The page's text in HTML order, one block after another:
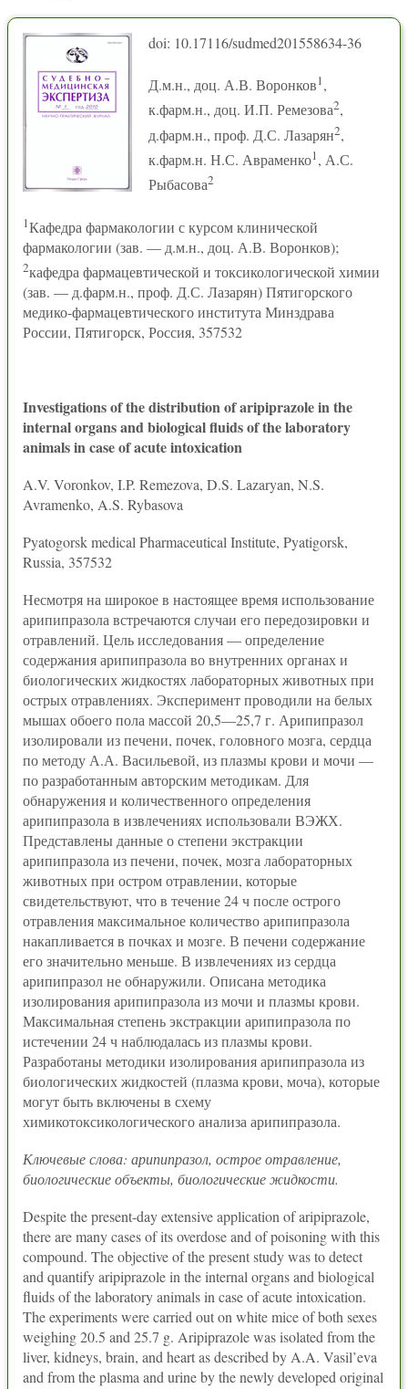
doi: 10.17116/sudmed201558634-36
Д.м.н., доц. А.В. Воронков1,
к.фарм.н., доц. И.П. Ремезова2,
д.фарм.н., проф. Д.С. Лазарян2,
к.фарм.н. Н.С. Авраменко1, А.С.
Рыбасова2
1Кафедра фармакологии с курсом клинической
фармакологии (зав. — д.м.н., доц. А.В. Воронков);
2кафедра фармацевтической и токсикологической химии
(зав. — д.фарм.н., проф. Д.С. Лазарян) Пятигорского
медико-фармацевтического института Минздрава
России, Пятигорск, Россия, 357532
Investigations of the distribution of aripiprazole in the
internal organs and biological fluids of the laboratory
animals in case of acute intoxication
A.V. Voronkov, I.P. Remezova, D.S. Lazaryan, N.S.
Avramenko, A.S. Rybasova
Pyatogorsk medical Pharmaceutical Institute, Pyatigorsk,
Russia, 357532
Несмотря на широкое в настоящее время использование
арипипразола встречаются случаи его передозировки и
отравлений. Цель исследования — определение
содержания арипипразола во внутренних органах и
биологических жидкостях лабораторных животных при
острых отравлениях. Эксперимент проводили на белых
мышах обоего пола массой 20,5—25,7 г. Арипипразол
изолировали из печени, почек, головного мозга, сердца
по методу А.А. Васильевой, из плазмы крови и мочи —
по разработанным авторским методикам. Для
обнаружения и количественного определения
арипипразола в извлечениях использовали ВЭЖХ.
Представлены данные о степени экстракции
арипипразола из печени, почек, мозга лабораторных
животных при остром отравлении, которые
свидетельствуют, что в течение 24 ч после острого
отравления максимальное количество арипипразола
накапливается в почках и мозге. В печени содержание
его значительно меньше. В извлечениях из сердца
арипипразол не обнаружили. Описана методика
изолирования арипипразола из мочи и плазмы крови.
Максимальная степень экстракции арипипразола по
истечении 24 ч наблюдалась из плазмы крови.
Разработаны методики изолирования арипипразола из
биологических жидкостей (плазма крови, моча), которые
могут быть включены в схему
химикотоксикологического анализа арипипразола.
Ключевые слова: арипипразол, острое отравление,
биологические объекты, биологические жидкости.
Despite the present-day extensive application of aripiprazole,
there are many cases of its overdose and of poisoning with this
compound. The objective of the present study was to detect
and quantify aripiprazole in the internal organs and biological
fluids of the laboratory animals in case of acute intoxication.
The experiments were carried out on white mice of both sexes
weighing 20.5 and 25.7 g. Aripiprazole was isolated from the
liver, kidneys, brain, and heart as described by A.A. Vasil’eva
and from the plasma and urine by the newly developed original